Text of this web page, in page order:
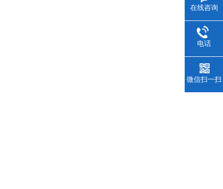
在线咨询
电话
微信扫一扫